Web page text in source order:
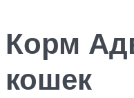
Корм
кошек